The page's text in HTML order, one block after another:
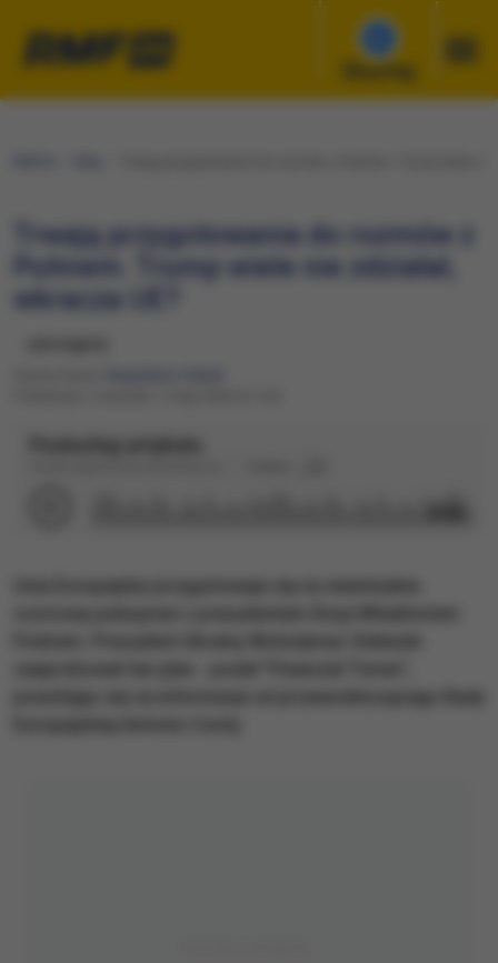
Słuchaj
Trwają przygotowania do rozmów z
Putinem. Trump wiele nie zdziałał,
wkracza UE?